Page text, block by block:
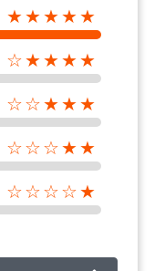
★★★★★
★★★★☆
★★★☆☆
★★☆☆☆
★☆☆☆☆